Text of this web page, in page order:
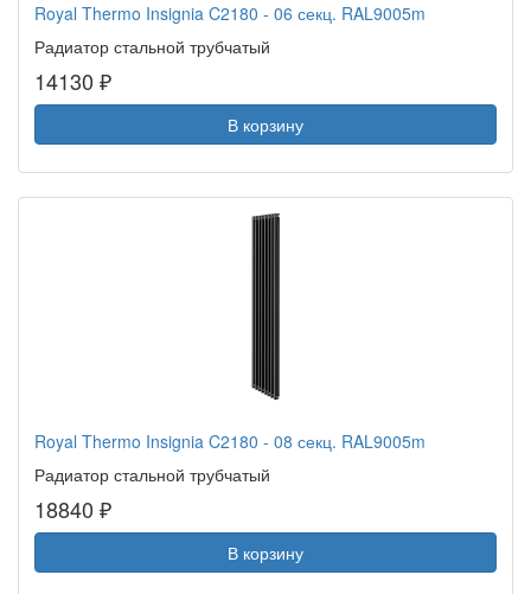
Royal Thermo Insignia C2180 - 06 секц. RAL9005m
Радиатор стальной трубчатый
14130 ₽
В корзину
Royal Thermo Insignia C2180 - 08 секц. RAL9005m
Радиатор стальной трубчатый
18840 ₽
В корзину